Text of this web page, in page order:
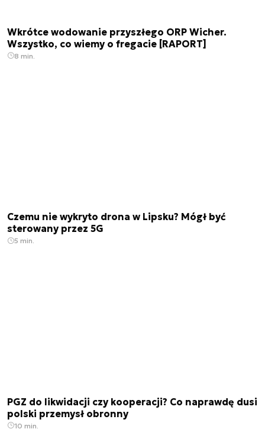
Wkrótce wodowanie przyszłego ORP Wicher.
Wszystko, co wiemy o fregacie [RAPORT]
8 min.
Czemu nie wykryto drona w Lipsku? Mógł być
sterowany przez 5G
5 min.
PGZ do likwidacji czy kooperacji? Co naprawdę dusi
polski przemysł obronny
10 min.